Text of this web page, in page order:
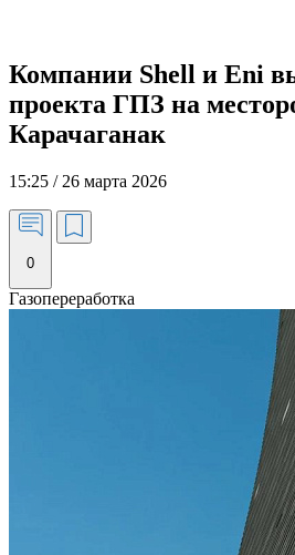
Компании Shell и Eni
проекта ГПЗ на
Карачаганак
15:25 / 26 марта 2026
0